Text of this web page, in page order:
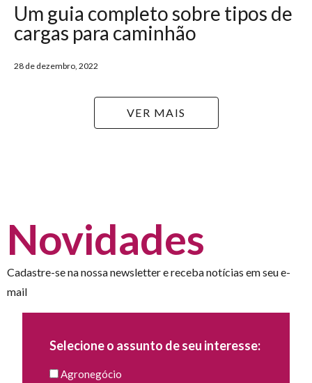
Um guia completo sobre tipos de
cargas para caminhão
28 de dezembro, 2022
VER MAIS
Novidades
Cadastre-se na nossa newsletter e receba notícias em seu e-
mail
Selecione o assunto de seu interesse:
Agronegócio